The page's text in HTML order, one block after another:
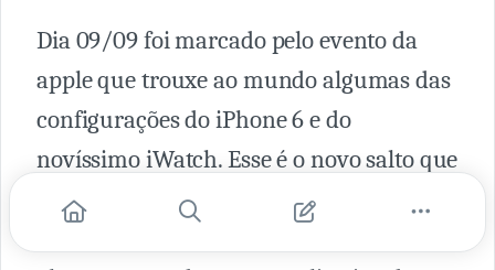
Dia 09/09 foi marcado pelo evento da
apple que trouxe ao mundo algumas das
configurações do iPhone 6 e do
novíssimo iWatch. Esse é o novo salto que
a apple dá, finalmente integrando seu